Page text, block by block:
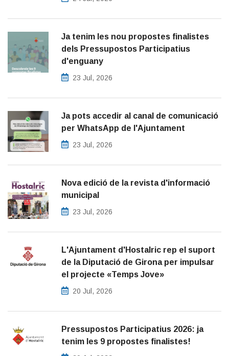
Ja tenim les nou propostes finalistes
dels Pressupostos Participatius
d'enguany
23 Jul, 2026
Ja pots accedir al canal de comunicació
per WhatsApp de l'Ajuntament
23 Jul, 2026
Nova edició de la revista d'informació
municipal
23 Jul, 2026
L'Ajuntament d'Hostalric rep el suport
de la Diputació de Girona per impulsar
el projecte «Temps Jove»
20 Jul, 2026
Pressupostos Participatius 2026: ja
tenim les 9 propostes finalistes!